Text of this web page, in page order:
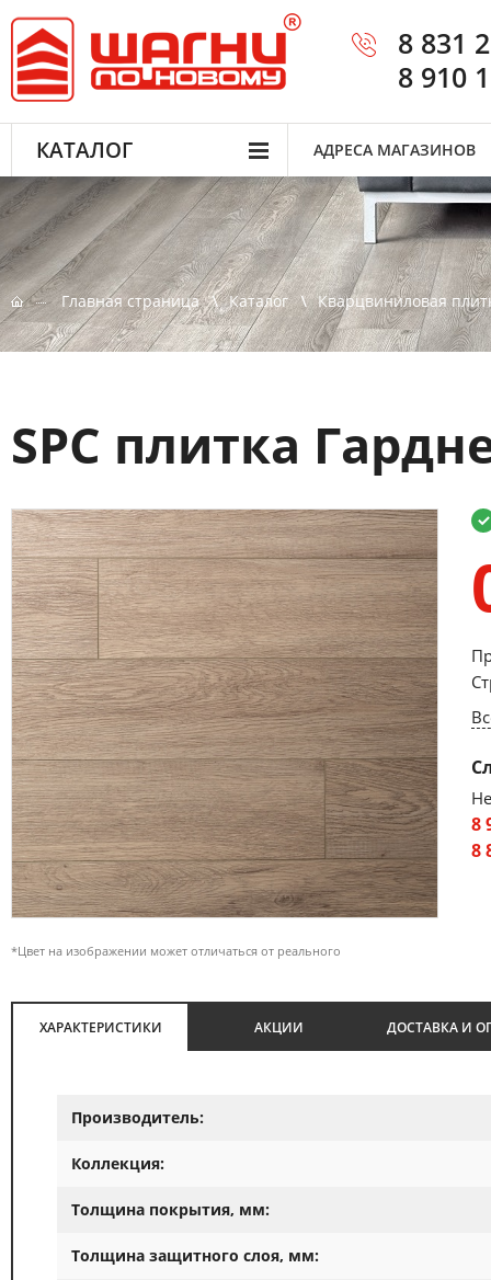
8 831
8 910
КАТАЛОГ АДРЕСА МАГАЗИНОВ
Главная страница Каталог Кварцвиниловая
SPC плитка
*Цвет на изображении может отличаться от реального
8
8
ХАРАКТЕРИСТИКИ АКЦИИ ДОСТАВКА И
Производитель:
Коллекция:
Толщина покрытия, мм:
Толщина защитного слоя, мм: